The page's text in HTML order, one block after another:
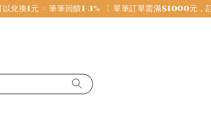
兌換1元 = 筆筆回饋1-3% 〔 單筆訂單需滿$1000元，